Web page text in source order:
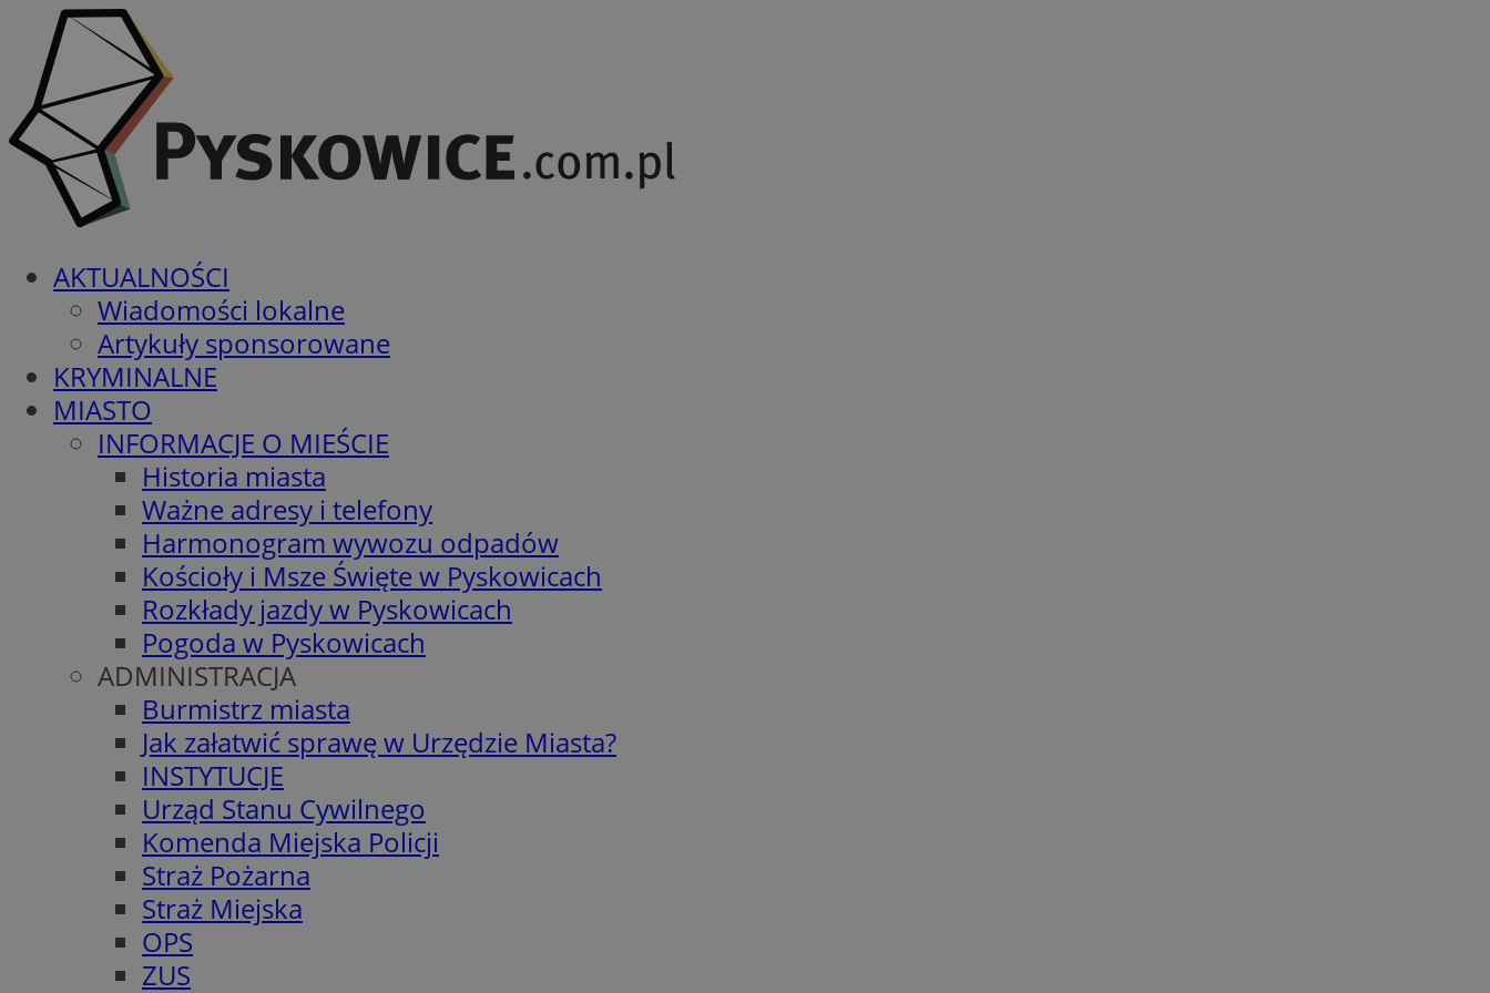
AKTUALNOŚCI
Wiadomości lokalne
Artykuły sponsorowane
KRYMINALNE
MIASTO
INFORMACJE O MIEŚCIE
Historia miasta
Ważne adresy i telefony
Harmonogram wywozu odpadów
Kościoły i Msze Święte w Pyskowicach
Rozkłady jazdy w Pyskowicach
Pogoda w Pyskowicach
ADMINISTRACJA
Burmistrz miasta
Jak załatwić sprawę w Urzędzie Miasta?
INSTYTUCJE
Urząd Stanu Cywilnego
Komenda Miejska Policji
Straż Pożarna
Straż Miejska
OPS
ZUS